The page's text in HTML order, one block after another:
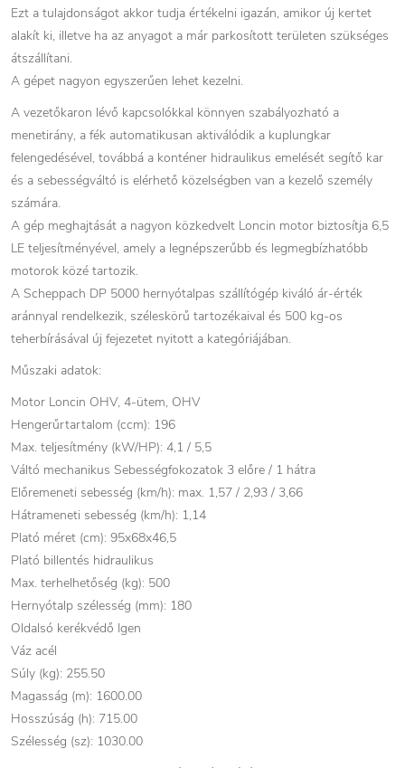
Ezt a tulajdonságot akkor tudja értékelni igazán, amikor új kertet
alakít ki, illetve ha az anyagot a már parkosított területen szükséges
átszállítani.
A gépet nagyon egyszerűen lehet kezelni.
A vezetőkaron lévő kapcsolókkal könnyen szabályozható a
menetirány, a fék automatikusan aktiválódik a kuplungkar
felengedésével, továbbá a konténer hidraulikus emelését segítő kar
és a sebességváltó is elérhető közelségben van a kezelő személy
számára.
A gép meghajtását a nagyon közkedvelt Loncin motor biztosítja 6,5
LE teljesítményével, amely a legnépszerűbb és legmegbízhatóbb
motorok közé tartozik.
A Scheppach DP 5000 hernyótalpas szállítógép kiváló ár-érték
aránnyal rendelkezik, széleskörű tartozékaival és 500 kg-os
teherbírásával új fejezetet nyitott a kategóriájában.
Műszaki adatok:
Motor Loncin OHV, 4-ütem, OHV
Hengerűrtartalom (ccm): 196
Max. teljesítmény (kW/HP): 4,1 / 5,5
Váltó mechanikus Sebességfokozatok 3 előre / 1 hátra
Előremeneti sebesség (km/h): max. 1,57 / 2,93 / 3,66
Hátrameneti sebesség (km/h): 1,14
Plató méret (cm): 95x68x46,5
Plató billentés hidraulikus
Max. terhelhetőség (kg): 500
Hernyótalp szélesség (mm): 180
Oldalsó kerékvédő Igen
Váz acél
Súly (kg): 255.50
Magasság (m): 1600.00
Hosszúság (h): 715.00
Szélesség (sz): 1030.00